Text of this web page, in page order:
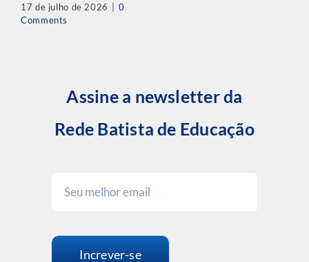
17 de julho de 2026
0
Comments
Assine a newsletter da
Rede Batista de Educação
Increver-se